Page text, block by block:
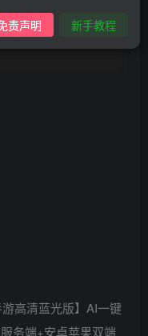
建，只能确保安卓正
测，游戏多少自带一些
戏无法进入请自行解
责声明 新手教程